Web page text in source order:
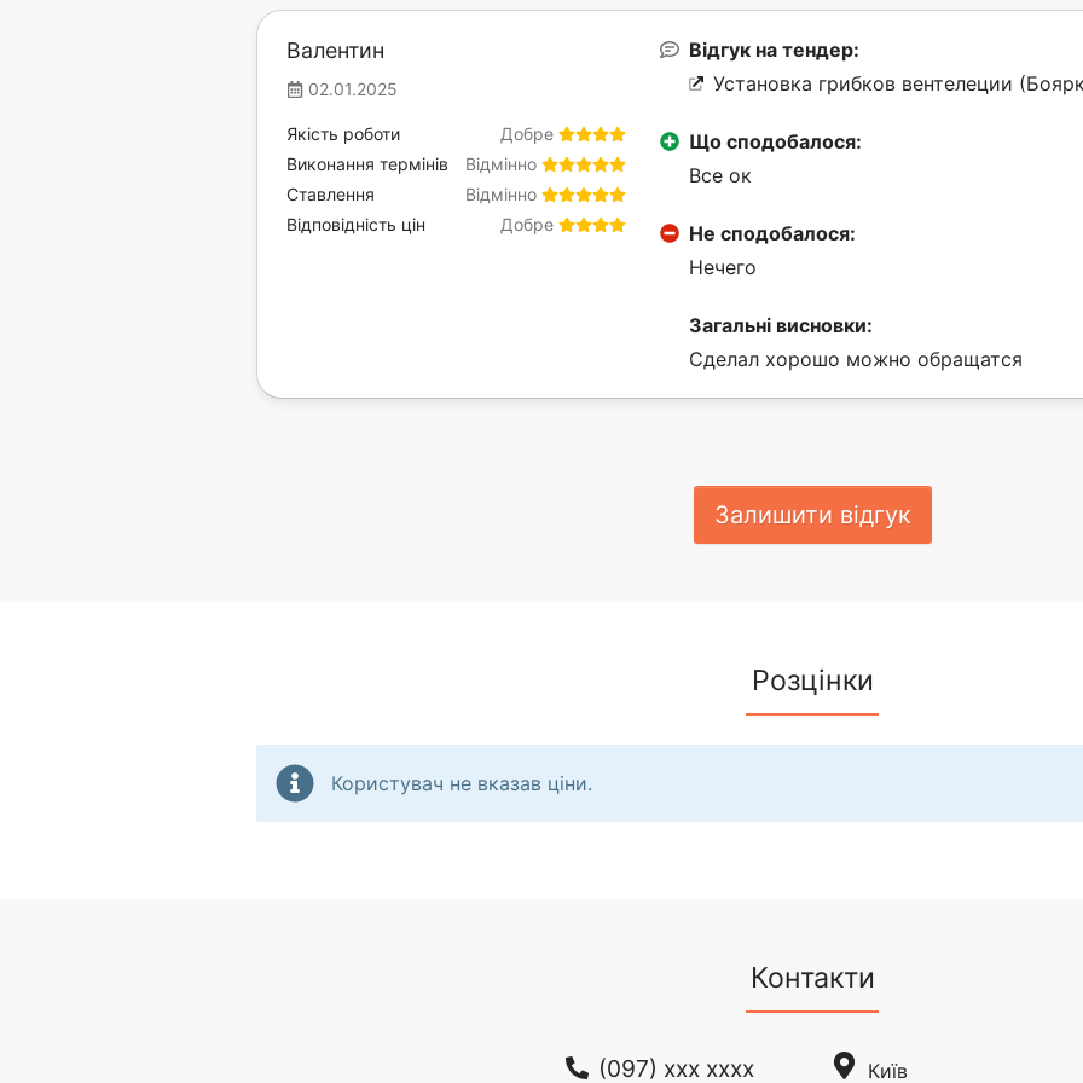
Валентин
02.01.2025
Добре
Якість роботи
Відмінно
Виконання термінів
Відмінно
Ставлення
Добре
Відповідність цін
Відгук на тендер:
Установка грибков вентелеции
Що сподобалося:
Все ок
Не сподобалося:
Нечего
Загальні висновки:
Сделал хорошо можно обращатся
Залишити відгук
Розцінки
Користувач не вказав ціни.
Контакти
(097) xxx xxxx Київ